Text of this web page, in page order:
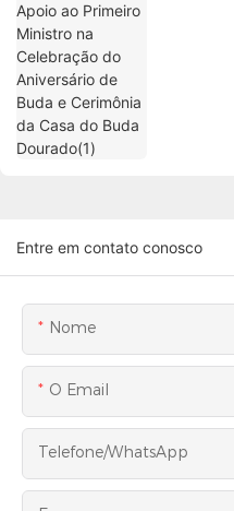
Entre em contato conosco
Nome
O Email
Telefone/WhatsApp